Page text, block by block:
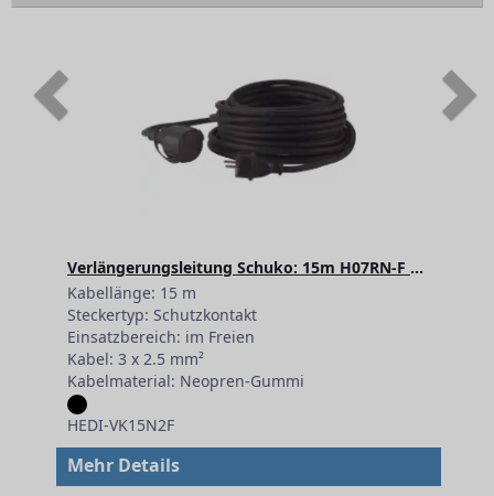
Verlängerungsleitung Schuko: 15m H07RN-F 3G2,5
Kabellänge: 15 m
Steckertyp: Schutzkontakt
Einsatzbereich: im Freien
Kabel: 3 x 2.5 mm²
Kabelmaterial: Neopren-Gummi
HEDI-VK15N2F
Mehr Details